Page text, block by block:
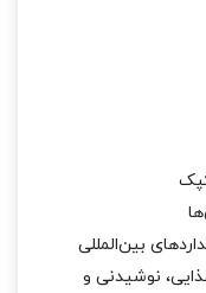
نوشیدنی و